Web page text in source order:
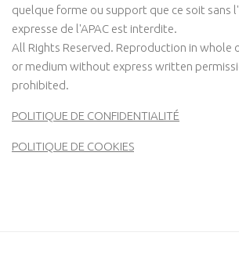
quelque forme ou support que ce soit sans
expresse de l'APAC est interdite.
All Rights Reserved. Reproduction in whole
or medium without express written
prohibited.
POLITIQUE DE CONFIDENTIALITÉ
POLITIQUE DE COOKIES